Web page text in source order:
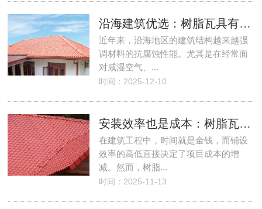
沿海建筑优选：树脂瓦具有耐腐蚀、抗盐雾的优势！
近年来，沿海地区的建筑结构越来越强
调材料的抗腐蚀性能。尤其是在经常面
对咸湿空气、...
时间：2025-12-10
安装效率也是成本：树脂瓦切割快、铺装高效！
在建筑工程中，时间就是金钱，而铺设
效率的高低直接决定了项目成本的增
减。然而，树脂...
时间：2025-11-13